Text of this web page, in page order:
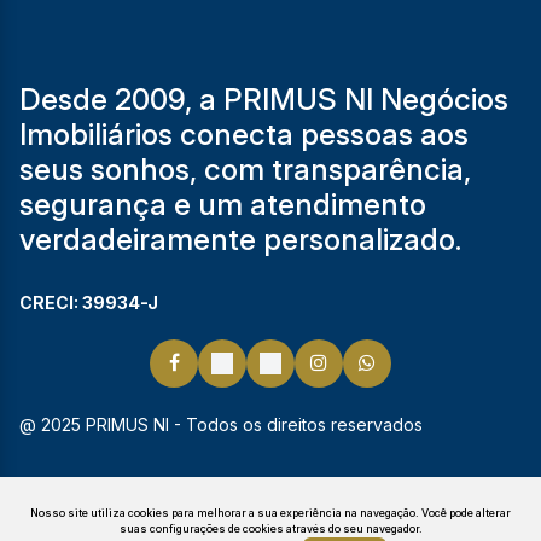
Nosso site utiliza cookies para melhorar a sua experiência na navegação. Você pode alterar
suas configurações de cookies através do seu navegador.
Desde 2009, a PRIMUS NI Negócios
Imobiliários conecta pessoas aos
seus sonhos, com transparência,
segurança e um atendimento
verdadeiramente personalizado.
CRECI: 39934-J
@ 2025 PRIMUS NI - Todos os direitos reservados